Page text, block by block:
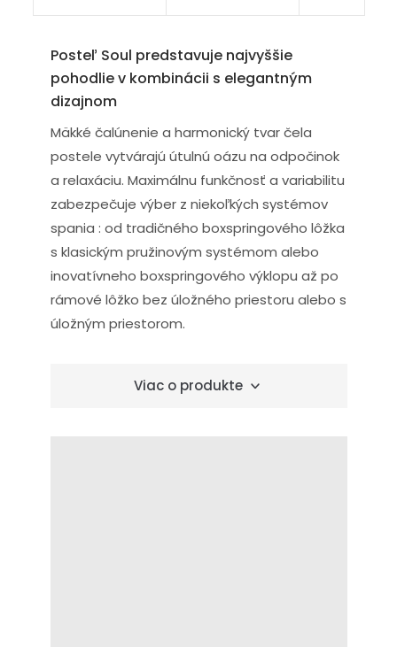
Posteľ Soul predstavuje najvyššie
pohodlie v kombinácii s elegantným
dizajnom
Mäkké čalúnenie a harmonický tvar čela
postele vytvárajú útulnú oázu na odpočinok
a relaxáciu. Maximálnu funkčnosť a variabilitu
zabezpečuje výber z niekoľkých systémov
spania : od tradičného boxspringového lôžka
s klasickým pružinovým systémom alebo
inovatívneho boxspringového výklopu až po
rámové lôžko bez úložného priestoru alebo s
úložným priestorom.
Viac o produkte